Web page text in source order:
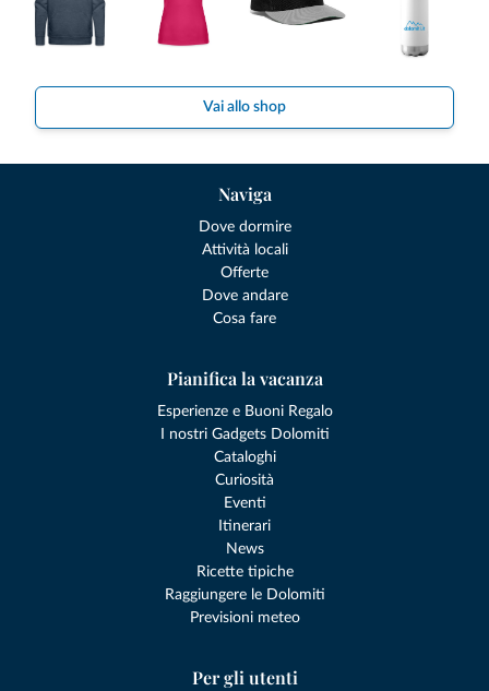
Vai allo shop
Naviga
Dove dormire
Attività locali
Offerte
Dove andare
Cosa fare
Pianifica la vacanza
Esperienze e Buoni Regalo
I nostri Gadgets Dolomiti
Cataloghi
Curiosità
Eventi
Itinerari
News
Ricette tipiche
Raggiungere le Dolomiti
Previsioni meteo
Per gli utenti